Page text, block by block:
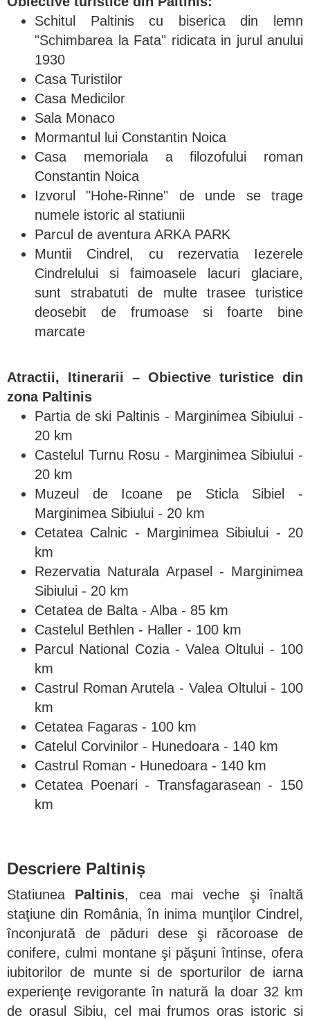
Schitul Paltinis cu biserica din lemn
"Schimbarea la Fata" ridicata in jurul anului
1930
Casa Turistilor
Casa Medicilor
Sala Monaco
Mormantul lui Constantin Noica
Casa memoriala a filozofului roman
Constantin Noica
Izvorul "Hohe-Rinne" de unde se trage
numele istoric al statiunii
Parcul de aventura ARKA PARK
Muntii Cindrel, cu rezervatia Iezerele
Cindrelului si faimoasele lacuri glaciare,
sunt strabatuti de multe trasee turistice
deosebit de frumoase si foarte bine
marcate
Atractii, Itinerarii – Obiective turistice din
zona Paltinis
Partia de ski Paltinis - Marginimea Sibiului -
20 km
Castelul Turnu Rosu - Marginimea Sibiului -
20 km
Muzeul de Icoane pe Sticla Sibiel -
Marginimea Sibiului - 20 km
Cetatea Calnic - Marginimea Sibiului - 20
km
Rezervatia Naturala Arpasel - Marginimea
Sibiului - 20 km
Cetatea de Balta - Alba - 85 km
Castelul Bethlen - Haller - 100 km
Parcul National Cozia - Valea Oltului - 100
km
Castrul Roman Arutela - Valea Oltului - 100
km
Cetatea Fagaras - 100 km
Catelul Corvinilor - Hunedoara - 140 km
Castrul Roman - Hunedoara - 140 km
Cetatea Poenari - Transfagarasean - 150
km
Descriere Paltiniș
Statiunea Paltinis, cea mai veche şi înaltă
staţiune din România, în inima munţilor Cindrel,
înconjurată de păduri dese şi răcoroase de
conifere, culmi montane şi păşuni întinse, ofera
iubitorilor de munte si de sporturilor de iarna
experienţe revigorante în natură la doar 32 km
de orasul Sibiu, cel mai frumos oras istoric si